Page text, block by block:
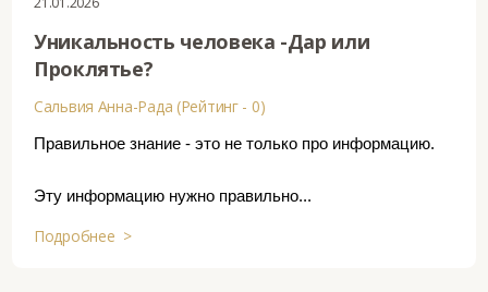
Уникальность человека -Дар или
Проклятье?
Сальвия Анна-Рада (Рейтинг - 0)
Правильное знание - это не только про информацию.
Эту информацию нужно правильно...
Подробнее >